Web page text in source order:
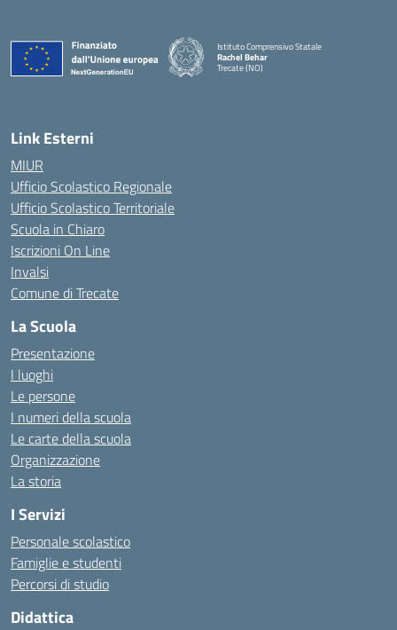
Istituto Comprensivo Statale
Rachel Behar
Trecate (NO)
Link Esterni
MIUR
Ufficio Scolastico Regionale
Ufficio Scolastico Territoriale
Scuola in Chiaro
Iscrizioni On Line
Invalsi
Comune di Trecate
La Scuola
Presentazione
I luoghi
Le persone
I numeri della scuola
Le carte della scuola
Organizzazione
La storia
I Servizi
Personale scolastico
Famiglie e studenti
Percorsi di studio
Didattica